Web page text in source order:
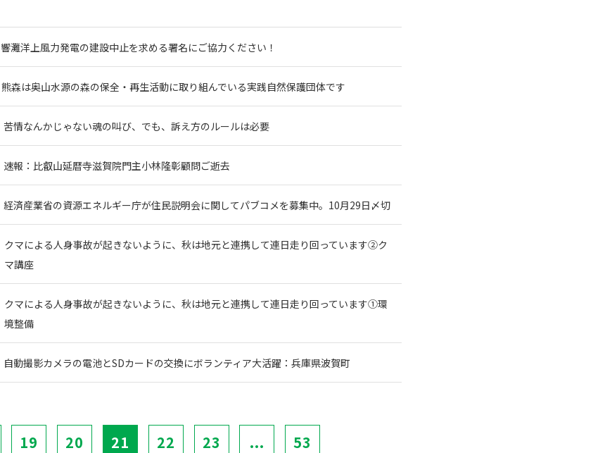
響灘洋上風力発電の建設中止を求める署名にご協力ください！
熊森は奥山水源の森の保全・再生活動に取り組んでいる実践自然保護団体です
苦情なんかじゃない魂の叫び、でも、訴え方のルールは必要
速報：比叡山延暦寺滋賀院門主小林隆彰顧問ご逝去
経済産業省の資源エネルギー庁が住民説明会に関してパブコメを募集中。10月29日〆切
クマによる人身事故が起きないように、秋は地元と連携して連日走り回っています②ク
マ講座
クマによる人身事故が起きないように、秋は地元と連携して連日走り回っています①環
境整備
自動撮影カメラの電池とSDカードの交換にボランティア大活躍：兵庫県波賀町
19 20 21 22 23 ... 53